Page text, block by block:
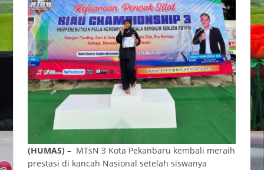
(HUMAS)– MTsN 3 Kota Pekanbaru kembali meraih
prestasi di kancah Nasional setelah siswanya